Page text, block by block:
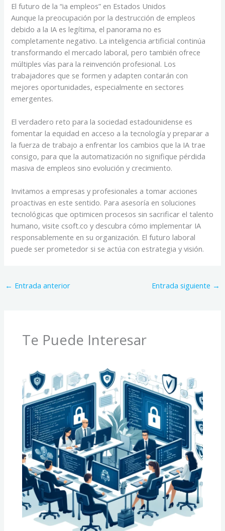
El futuro de la “ia empleos” en Estados Unidos
Aunque la preocupación por la destrucción de empleos
debido a la IA es legítima, el panorama no es
completamente negativo. La inteligencia artificial continúa
transformando el mercado laboral, pero también ofrece
múltiples vías para la reinvención profesional. Los
trabajadores que se formen y adapten contarán con
mejores oportunidades, especialmente en sectores
emergentes.
El verdadero reto para la sociedad estadounidense es
fomentar la equidad en acceso a la tecnología y preparar a
la fuerza de trabajo a enfrentar los cambios que la IA trae
consigo, para que la automatización no signifique pérdida
masiva de empleos sino evolución y crecimiento.
Invitamos a empresas y profesionales a tomar acciones
proactivas en este sentido. Para asesoría en soluciones
tecnológicas que optimicen procesos sin sacrificar el talento
humano, visite csoft.co y descubra cómo implementar IA
responsablemente en su organización. El futuro laboral
puede ser prometedor si se actúa con estrategia y visión.
← Entrada anterior Entrada siguiente →
Te Puede Interesar